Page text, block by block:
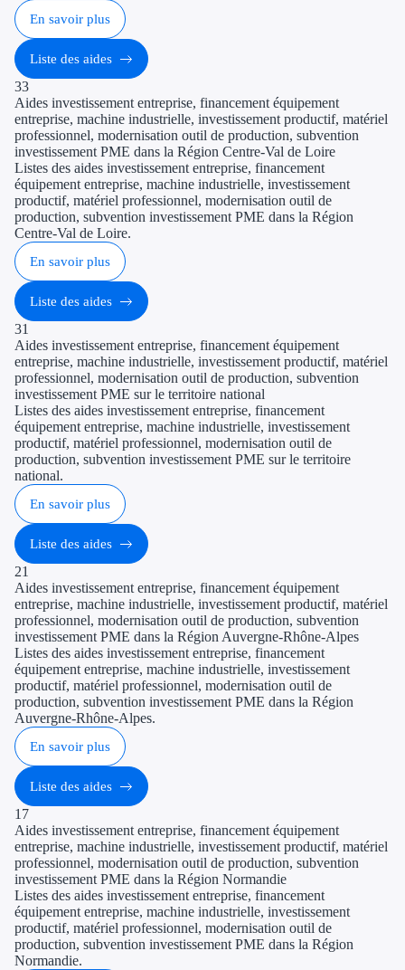
En savoir plus
Liste des aides
33
Aides investissement entreprise, financement équipement
entreprise, machine industrielle, investissement productif, matériel
professionnel, modernisation outil de production, subvention
investissement PME dans la Région Centre-Val de Loire
Listes des aides investissement entreprise, financement
équipement entreprise, machine industrielle, investissement
productif, matériel professionnel, modernisation outil de
production, subvention investissement PME dans la Région
Centre-Val de Loire.
En savoir plus
Liste des aides
31
Aides investissement entreprise, financement équipement
entreprise, machine industrielle, investissement productif, matériel
professionnel, modernisation outil de production, subvention
investissement PME sur le territoire national
Listes des aides investissement entreprise, financement
équipement entreprise, machine industrielle, investissement
productif, matériel professionnel, modernisation outil de
production, subvention investissement PME sur le territoire
national.
En savoir plus
Liste des aides
21
Aides investissement entreprise, financement équipement
entreprise, machine industrielle, investissement productif, matériel
professionnel, modernisation outil de production, subvention
investissement PME dans la Région Auvergne-Rhône-Alpes
Listes des aides investissement entreprise, financement
équipement entreprise, machine industrielle, investissement
productif, matériel professionnel, modernisation outil de
production, subvention investissement PME dans la Région
Auvergne-Rhône-Alpes.
En savoir plus
Liste des aides
17
Aides investissement entreprise, financement équipement
entreprise, machine industrielle, investissement productif, matériel
professionnel, modernisation outil de production, subvention
investissement PME dans la Région Normandie
Listes des aides investissement entreprise, financement
équipement entreprise, machine industrielle, investissement
productif, matériel professionnel, modernisation outil de
production, subvention investissement PME dans la Région
Normandie.